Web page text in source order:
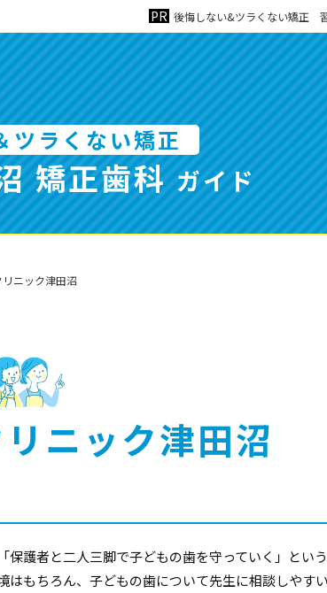
後悔しない&ツラくない矯正
ツラくない矯正
矯正歯科ガイド
ニック津田沼
ニック津田沼
保護者と二人三脚で子どもの歯を守っていく」とい
はもちろん、子どもの歯について先生に相談しやす